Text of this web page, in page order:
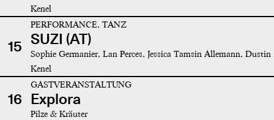
Kenel
15
PERFORMANCE, TANZ
SUZI (AT)
Sophie Germanier, Lan Perces, Jessica Tamsin Allemann, Dustin
Kenel
16
GASTVERANSTALTUNG
Explora
Pilze & Kräuter